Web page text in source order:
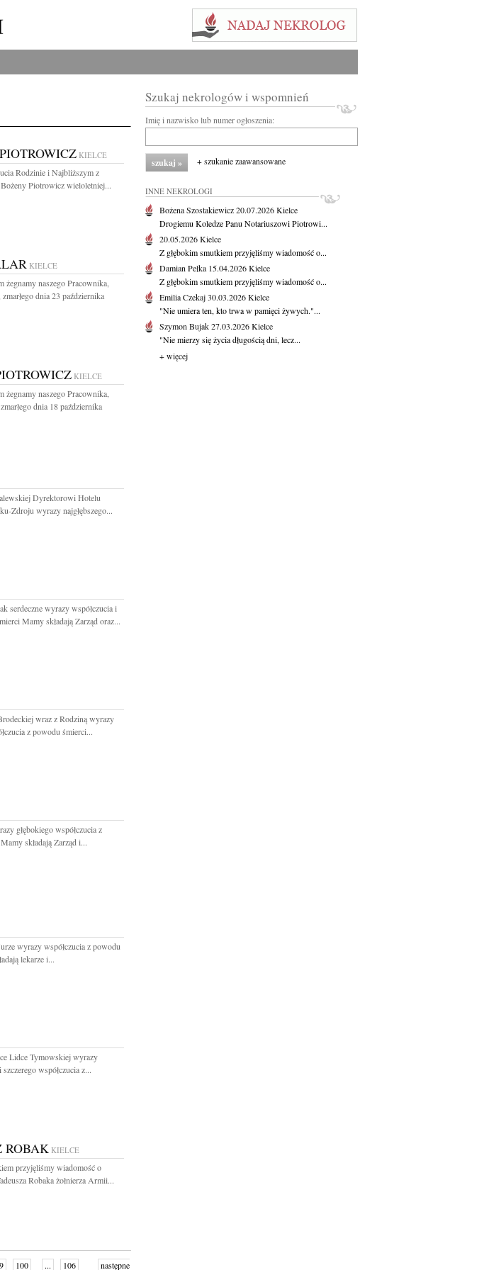
KIELCE
Rodzinie i Najbliższym z
Piotrowicz wieloletniej...
KIELCE
żegnamy naszego Pracownika,
dnia 23 października
KIELCE
żegnamy naszego Pracownika,
dnia 18 października
Dyrektorowi Hotelu
Zdroju wyrazy najgłębszego...
serdeczne wyrazy współczucia i
Mamy składają Zarząd oraz...
wraz z Rodziną wyrazy
z powodu śmierci...
głębokiego współczucia z
składają Zarząd i...
wyrazy współczucia z powodu
lekarze i...
Lidce Tymowskiej wyrazy
szczerego współczucia z...
ROBAK KIELCE
przyjęliśmy wiadomość o
Robaka żołnierza Armii...
100 ... 106 następne
Szukaj nekrologów i wspomnień
Imię i nazwisko lub numer ogłoszenia:
+ szukanie zaawansowane
INNE NEKROLOGI
Bożena Szostakiewicz20.07.2026Kielce
Drogiemu Koledze Panu Notariuszowi Piotrowi...
20.05.2026Kielce
Z głębokim smutkiem przyjęliśmy wiadomość o...
Damian Pełka 15.04.2026Kielce
Z głębokim smutkiem przyjęliśmy wiadomość o...
Emilia Czekaj30.03.2026Kielce
"Nie umiera ten, kto trwa w pamięci żywych."...
Szymon Bujak27.03.2026Kielce
"Nie mierzy się życia długością dni, lecz...
+ więcej